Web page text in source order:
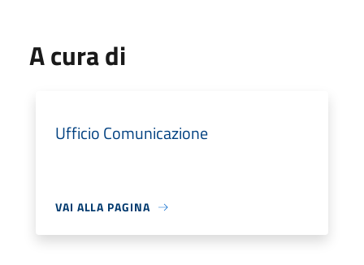
A cura di
Ufficio Comunicazione
VAI ALLA PAGINA